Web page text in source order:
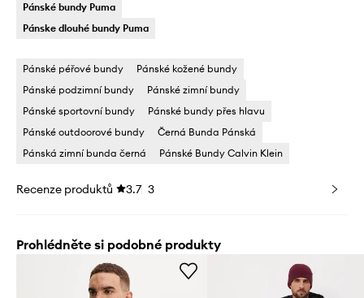
Pánské bundy Puma
Pánske dlouhé bundy Puma
Pánské péřové bundy
Pánské kožené bundy
Pánské podzimní bundy
Pánské zimní bundy
Pánské sportovní bundy
Pánské bundy přes hlavu
Pánské outdoorové bundy
Černá Bunda Pánská
Pánská zimní bunda černá
Pánské Bundy Calvin Klein
Recenze produktů 3.7 3
Prohlédněte si podobné produkty